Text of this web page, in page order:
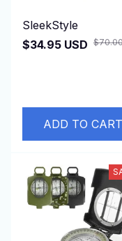
SleekStyle
$34.95 USD
ADD TO CART